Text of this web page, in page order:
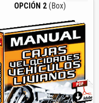
OPCIÓN 2(Box)